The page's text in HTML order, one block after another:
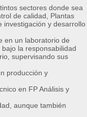
sectores donde sea
de calidad, Plantas
investigación y desarrollo
en un laboratorio de
la responsabilidad
supervisando sus
producción y
en FP Análisis y
aunque también